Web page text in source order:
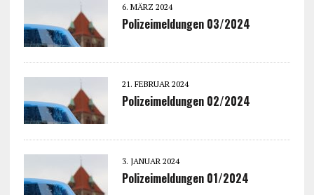
6. MÄRZ 2024
Polizeimeldungen 03/2024
21. FEBRUAR 2024
Polizeimeldungen 02/2024
3. JANUAR 2024
Polizeimeldungen 01/2024